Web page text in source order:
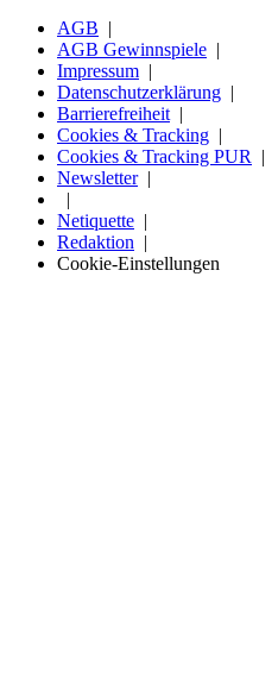
AGB
AGB Gewinnspiele
Impressum
Datenschutzerklärung
Barrierefreiheit
Cookies & Tracking
Cookies & Tracking PUR
Newsletter
Netiquette
Redaktion
Cookie-Einstellungen